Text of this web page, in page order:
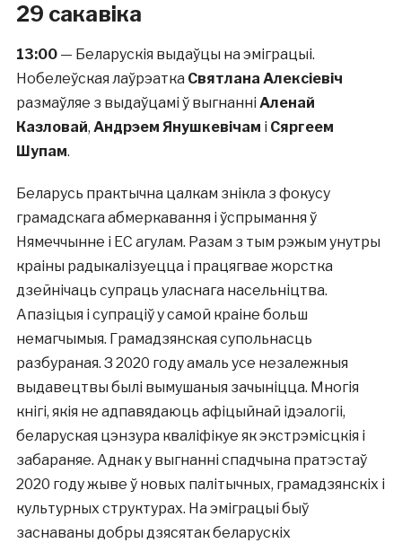
29 сакавіка
13:00— Беларускія выдаўцы на эміграцыі.
Нобелеўская лаўрэатка Святлана Алексіевіч
размаўляе з выдаўцамі ў выгнанні Аленай
Казловай, Андрэем Янушкевічам і Сяргеем
Шупам.
Беларусь практычна цалкам знікла з фокусу
грамадскага абмеркавання і ўспрымання ў
Нямеччынне і ЕС агулам. Разам з тым рэжым унутры
краіны радыкалізуецца і працягвае жорстка
дзейнічаць супраць уласнага насельніцтва.
Апазіцыя і супраціў у самой краіне больш
немагчымыя. Грамадзянская супольнасць
разбураная. З 2020 году амаль усе незалежныя
выдавецтвы былі вымушаныя зачыніцца. Многія
кнігі, якія не адпавядаюць афіцыйнай ідэалогіі,
беларуская цэнзура кваліфікуе як экстрэмісцкія і
забараняе. Аднак у выгнанні спадчына пратэстаў
2020 году жыве ў новых палітычных, грамадзянскіх і
культурных структурах. На эміграцыі быў
заснаваны добры дзясятак беларускіх